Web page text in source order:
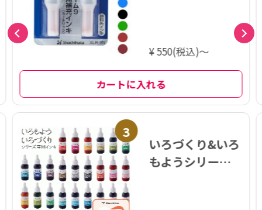
¥ 550(税込)～
カートに入れる
3
いろづくり&いろ
もようシリーズ